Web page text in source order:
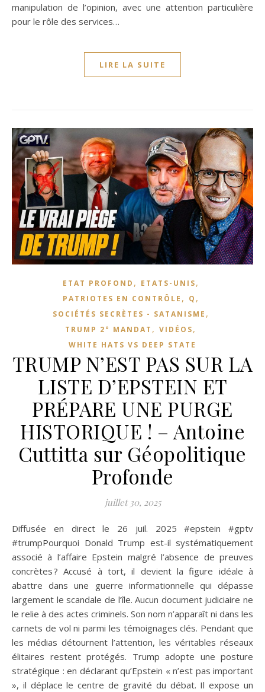
manipulation de l’opinion, avec une attention particulière
pour le rôle des services…
LIRE LA SUITE
ETAT PROFOND , ETATS-UNIS,
PATRIOTES EN CONTRÔLE , Q ,
SOCIÉTÉS SECRÈTES - SATANISME ,
TRUMP 2° MANDAT , VIDÉOS,
WHITE HATS VS DEEP STATE
TRUMP N’EST PAS SUR LA
LISTE D’EPSTEIN ET
PRÉPARE UNE PURGE
HISTORIQUE ! – Antoine
Cuttitta sur Géopolitique
Profonde
juillet 30, 2025
Diffusée en direct le 26 juil. 2025 #epstein #gptv
#trumpPourquoi Donald Trump est-il systématiquement
associé à l’affaire Epstein malgré l’absence de preuves
concrètes ? Accusé à tort, il devient la figure idéale à
abattre dans une guerre informationnelle qui dépasse
largement le scandale de l’île. Aucun document judiciaire ne
le relie à des actes criminels. Son nom n’apparaît ni dans les
carnets de vol ni parmi les témoignages clés. Pendant que
les médias détournent l’attention, les véritables réseaux
élitaires restent protégés. Trump adopte une posture
stratégique : en déclarant qu’Epstein « n’est pas important
», il déplace le centre de gravité du débat. Il expose un